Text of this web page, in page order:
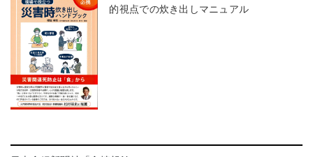
的視点での炊き出しマニュアル